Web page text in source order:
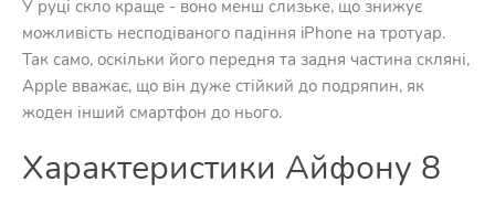
У руці скло краще - воно менш слизьке, що знижує
можливість несподіваного падіння iPhone на тротуар.
Так само, оскільки його передня та задня частина скляні,
Apple вважає, що він дуже стійкий до подряпин, як
жоден інший смартфон до нього.
Характеристики Айфону 8